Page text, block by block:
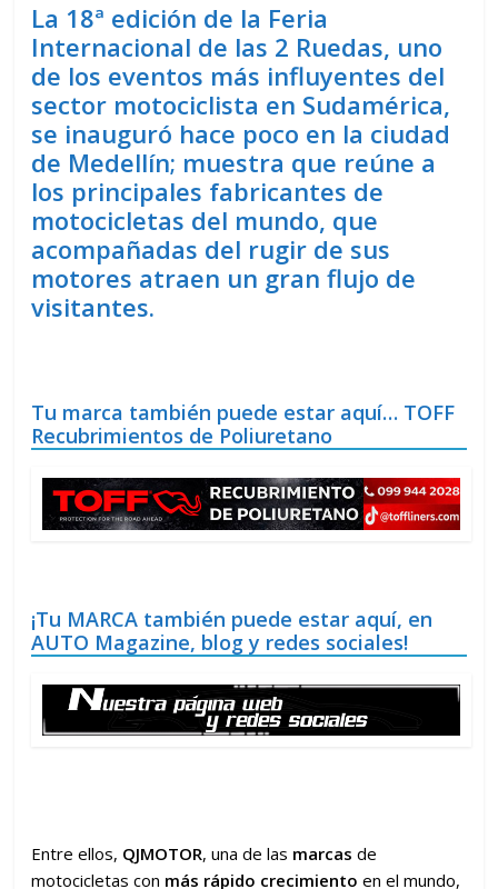
La 18ª edición de la Feria
Internacional de las 2 Ruedas, uno
de los eventos más influyentes del
sector motociclista en Sudamérica,
se inauguró hace poco en la ciudad
de Medellín; muestra que reúne a
los principales fabricantes de
motocicletas del mundo, que
acompañadas del rugir de sus
motores atraen un gran flujo de
visitantes.
Tu marca también puede estar aquí… TOFF
Recubrimientos de Poliuretano
¡Tu MARCA también puede estar aquí, en
AUTO Magazine, blog y redes sociales!
Entre ellos, QJMOTOR, una de las marcas de
motocicletas con más rápido crecimiento en el mundo,